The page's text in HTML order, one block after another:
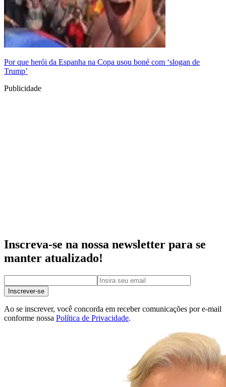
Por que herói da Espanha na Copa usou boné com ‘slogan de
Trump’
Publicidade
Inscreva-se na nossa newsletter para se
manter atualizado!
Inscrever-se
Ao se inscrever, você concorda em receber comunicações por e-mail
conforme nossa Política de Privacidade.